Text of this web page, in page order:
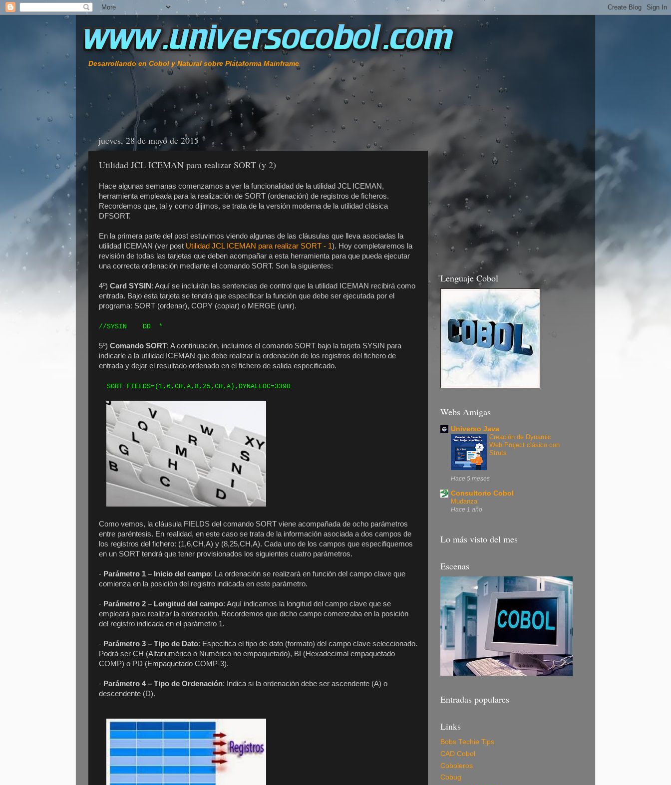
Desarrollando en Cobol y Natural sobre Plataforma Mainframe
jueves, 28 de mayo de 2015
Utilidad JCL ICEMAN para realizar SORT (y 2)
Hace algunas semanas comenzamos a ver la funcionalidad de la utilidad JCL ICEMAN,
herramienta empleada para la realización de SORT (ordenación) de registros de ficheros.
Recordemos que, tal y como dijimos, se trata de la versión moderna de la utilidad clásica
DFSORT.
En la primera parte del post estuvimos viendo algunas de las cláusulas que lleva asociadas la
utilidad ICEMAN (ver post Utilidad JCL ICEMAN para realizar SORT - 1). Hoy completaremos la
revisión de todas las tarjetas que deben acompañar a esta herramienta para que pueda ejecutar
una correcta ordenación mediante el comando SORT. Son la siguientes:
4º) Card SYSIN: Aquí se incluirán las sentencias de control que la utilidad ICEMAN recibirá como
entrada. Bajo esta tarjeta se tendrá que especificar la función que debe ser ejecutada por el
programa: SORT (ordenar), COPY (copiar) o MERGE (unir).
//SYSIN DD *
5º) Comando SORT: A continuación, incluimos el comando SORT bajo la tarjeta SYSIN para
indicarle a la utilidad ICEMAN que debe realizar la ordenación de los registros del fichero de
entrada y dejar el resultado ordenado en el fichero de salida especificado.
SORT FIELDS=(1,6,CH,A,8,25,CH,A),DYNALLOC=3390
Como vemos, la cláusula FIELDS del comando SORT viene acompañada de ocho parámetros
entre paréntesis. En realidad, en este caso se trata de la información asociada a dos campos de
los registros del fichero: (1,6,CH,A) y (8,25,CH,A). Cada uno de los campos que especifiquemos
en un SORT tendrá que tener provisionados los siguientes cuatro parámetros.
- Parámetro 1 – Inicio del campo: La ordenación se realizará en función del campo clave que
comienza en la posición del registro indicada en este parámetro.
- Parámetro 2 – Longitud del campo: Aquí indicamos la longitud del campo clave que se
empleará para realizar la ordenación. Recordemos que dicho campo comenzaba en la posición
del registro indicada en el parámetro 1.
- Parámetro 3 – Tipo de Dato: Especifica el tipo de dato (formato) del campo clave seleccionado.
Podrá ser CH (Alfanumérico o Numérico no empaquetado), BI (Hexadecimal empaquetado
COMP) o PD (Empaquetado COMP-3).
- Parámetro 4 – Tipo de Ordenación: Indica si la ordenación debe ser ascendente (A) o
descendente (D).
Lenguaje Cobol
Webs Amigas
Universo Java
Creación de Dynamic
Web Project clásico con
Struts
Hace 5 meses
Consultorio Cobol
Mudanza
Hace 1 año
Lo más visto del mes
Escenas
Entradas populares
Links
Bobs Techie Tips
CAD Cobol
Coboleros
Cobug